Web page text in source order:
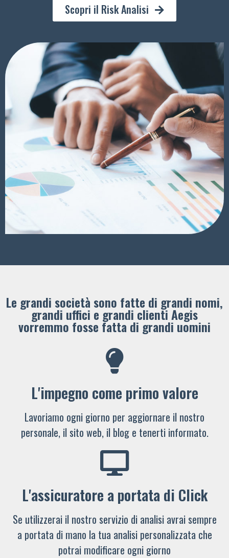
Scopri il Risk Analisi
Le grandi società sono fatte di grandi nomi,
grandi uffici e grandi clienti ​Aegis
vorremmo fosse fatta di grandi uomini
L'impegno come primo valore
Lavoriamo ogni giorno per aggiornare il nostro
personale, il sito web, il blog e tenerti informato.
L'assicuratore a portata di Click
Se utilizzerai il nostro servizio di analisi avrai sempre
a portata di mano la tua analisi personalizzata che
potrai modificare ogni giorno